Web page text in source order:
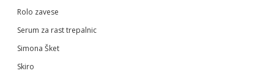
Rolo zavese
Serum za rast trepalnic
Simona Šket
Skiro